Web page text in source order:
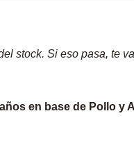
stock. Si eso pasa, te
en base de Pollo y